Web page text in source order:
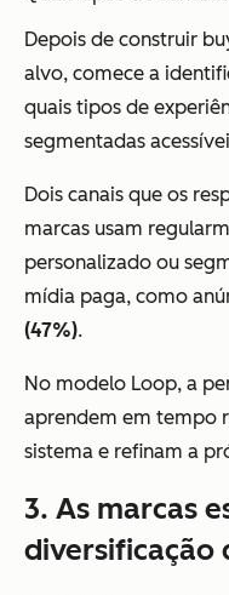
Depois de construir
alvo, comece a
quais tipos de
segmentadas
Dois canais que os
marcas usam
personalizado ou
mídia paga, como
(47%).
No modelo Loop, a
aprendem em tempo
sistema e refinam a
3. As marcas
diversificação